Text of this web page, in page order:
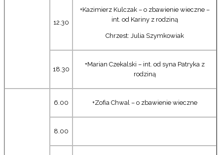
12.30
+Kazimierz Kulczak – o zbawienie wieczne –
int. od Kariny z rodziną
Chrzest: Julia Szymkowiak
18.30
+Marian Czekalski – int. od syna Patryka z
rodziną
6.00 +Zofia Chwal – o zbawienie wieczne
8.00